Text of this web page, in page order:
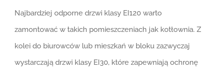
Najbardziej odporne drzwi klasy EI120 warto
zamontować w takich pomieszczeniach jak kotłownia. Z
kolei do biurowców lub mieszkań w bloku zazwyczaj
wystarczają drzwi klasy EI30, które zapewniają ochronę